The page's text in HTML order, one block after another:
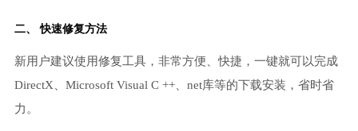
二、 快速修复方法
新用户建议使用修复工具，非常方便、快捷，一键就可以完成
DirectX、Microsoft Visual C ++、net库等的下载安装，省时省
力。